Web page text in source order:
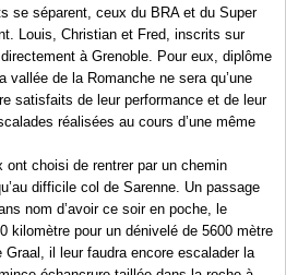
se séparent, ceux du BRA et du Super
Louis, Christian et Fred, inscrits sur
à Grenoble. Pour eux, diplôme
vallée de la Romanche ne sera qu’une
satisfaits de leur performance et de leur
réalisées au cours d’une même
ont choisi de rentrer par un chemin
difficile col de Sarenne. Un passage
nom d’avoir ce soir en poche, le
kilomètre pour un dénivelé de 5600 mètre
il leur faudra encore escalader la